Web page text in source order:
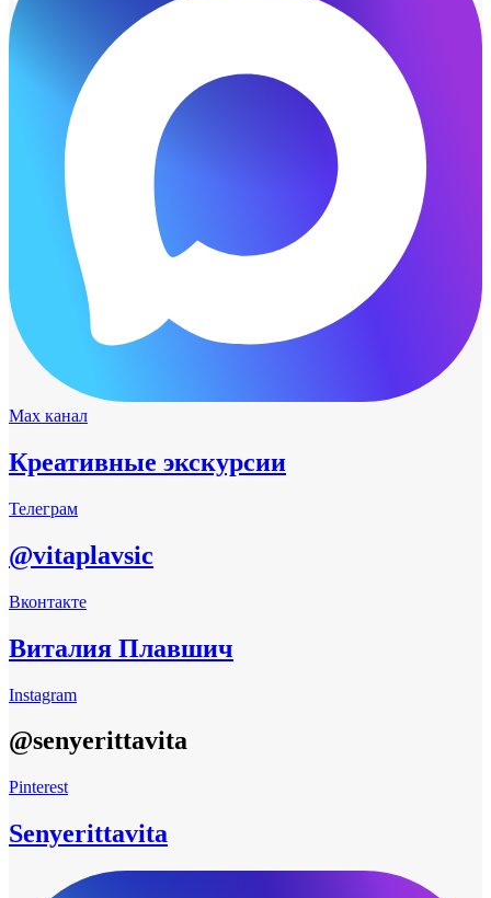
Max канал
Креативные экскурсии
Телеграм
@vitaplavsic
Вконтакте
Виталия Плавшич
Instagram
@senyerittavita
Pinterest
Senyerittavita